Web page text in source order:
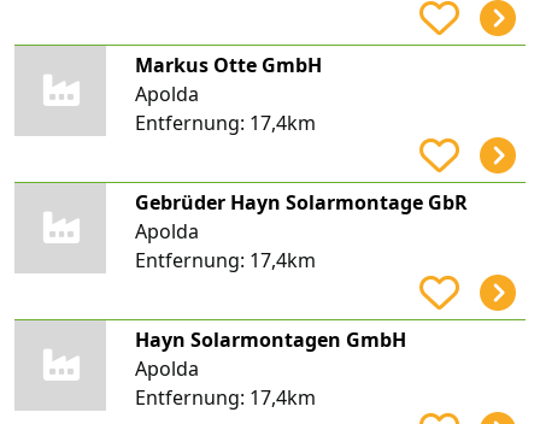
Markus Otte GmbH
Apolda
Entfernung: 17,4km
Gebrüder Hayn Solarmontage GbR
Apolda
Entfernung: 17,4km
Hayn Solarmontagen GmbH
Apolda
Entfernung: 17,4km